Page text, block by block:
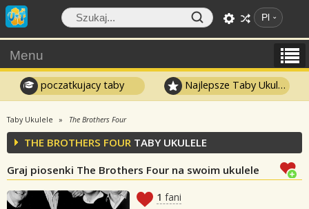
Pl
Menu
poczatkujacy taby Najlepsze Taby Ukulele
Taby Ukulele The Brothers Four
THE BROTHERS FOUR TABY UKULELE
Graj piosenki The Brothers Four na swoim ukulele
1 fani